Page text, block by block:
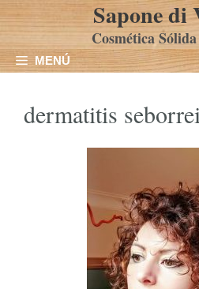
al
Sapone di
Cosmética
MENÚ
dermatitis